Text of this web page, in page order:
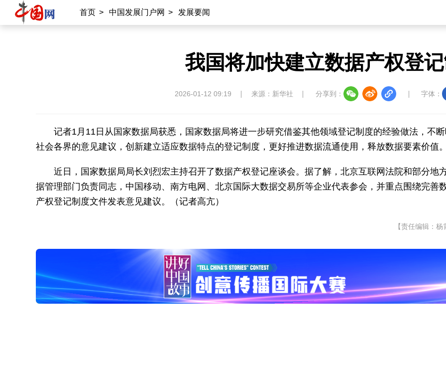
首页 > 中国发展门户网 > 发展要闻
我国将加快建立数据产权登
2026-01-12 09:19 来源：新华社 分享到： 字体：
记者1月11日从国家数据局获悉，国家数据局将进一步研究借鉴其他领域登记制度的经验做法，不
社会各界的意见建议，创新建立适应数据特点的登记制度，更好推进数据流通使用，释放数据要素价值
近日，国家数据局局长刘烈宏主持召开了数据产权登记座谈会。据了解，北京互联网法院和部分地
据管理部门负责同志，中国移动、南方电网、北京国际大数据交易所等企业代表参会，并重点围绕完善
产权登记制度文件发表意见建议。（记者高亢）
【责任编辑：杨